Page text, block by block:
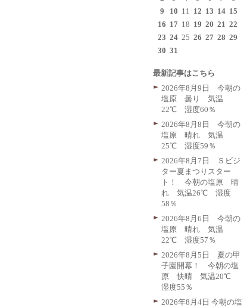
9
10 11 12 13 14 15
16 17 18 19 20 21 22
23 24 25 26 27 28 29
30 31
最新記事はこちら
2026年8月9日 今朝の
塩原 曇り 気温
22℃ 湿度60％
2026年8月8日 今朝の
塩原 晴れ 気温
25℃ 湿度59％
2026年8月7日 Ｓビジ
ター夏まつりスター
ト！ 今朝の塩原 晴
れ 気温26℃ 湿度
58％
2026年8月6日 今朝の
塩原 晴れ 気温
22℃ 湿度57％
2026年8月5日 夏の甲
子園開幕！ 今朝の塩
原 快晴 気温20℃
湿度55％
2026年8月4日 今朝の塩